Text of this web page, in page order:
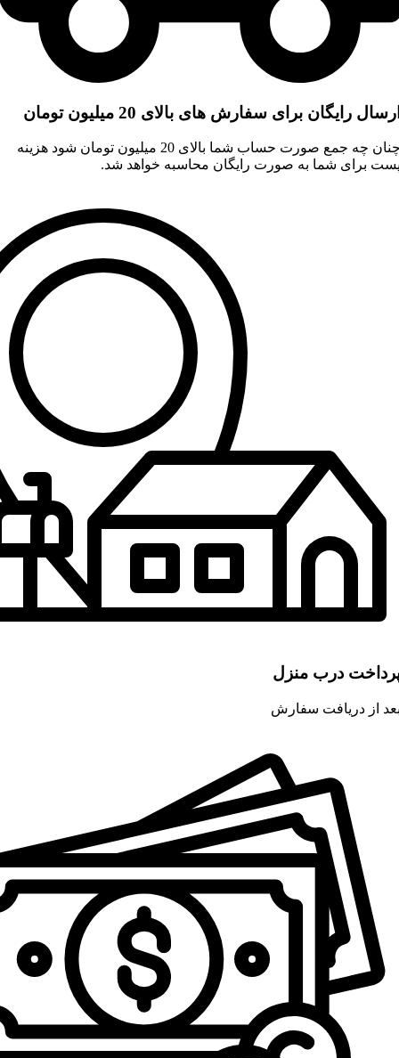
رایگان برای سفارش های بالای 20 میلیون تومان
چنان چه جمع صورت حساب شما بالای 20 میلیون تومان شود هزینه
برای شما به صورت رایگان محاسبه خواهد شد.
درب منزل
از دریافت سفارش